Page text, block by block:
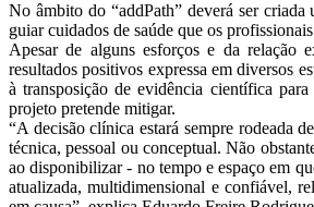
No âmbito do “addPath” deverá ser
guiar cuidados de saúde que os
Apesar de alguns esforços e da relação
resultados positivos expressa em diversos
à transposição de evidência científica
projeto pretende mitigar.
“A decisão clínica estará sempre rodeada
técnica, pessoal ou conceptual. Não
ao disponibilizar - no tempo e espaço em
atualizada, multidimensional e confiável,